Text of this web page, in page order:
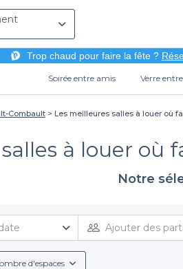
Trop chaud pour faire la fête ?
Soirée entre amis Verre
Combault Les meilleures salles à louer où
à louer
Notre
Ajouter des
d'espaces